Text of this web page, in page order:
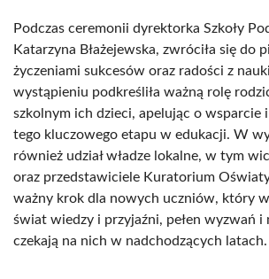
Podczas ceremonii dyrektorka Szkoły
Katarzyna Błażejewska, zwróciła się do
życzeniami sukcesów oraz radości z
wystąpieniu podkreśliła ważną rolę
szkolnym ich dzieci, apelując o wsparcie
tego kluczowego etapu w edukacji. W
również udział władze lokalne, w tym
oraz przedstawiciele Kuratorium
ważny krok dla nowych uczniów, który
świat wiedzy i przyjaźni, pełen wyzwań
czekają na nich w nadchodzących latach.